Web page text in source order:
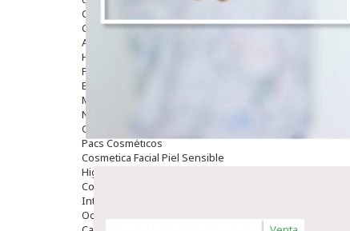
Cosmética Capilar
Cosmética Corporal
Anticelulíticos
Hidratantes Corporales
Perfumes Y Colonias
Exfoliantes Corporales
Manos Y Uñas
Nutricosmética
Cosmetica De Pies
Pacs Cosméticos
Cosmetica Facial Piel Sensible
Higiene
Corporal
Intima
Ocular